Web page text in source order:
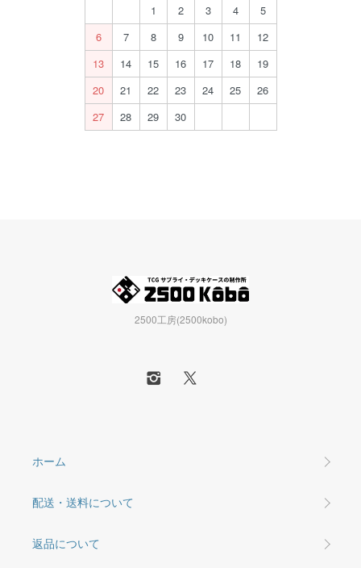
1
2 3 4
5
6
7 8 9 10 11
12
13
14 15 16 17 18
19
20
21 22 23 24 25
26
27
28 29 30
2500工房(2500kobo)
ホーム
配送・送料について
返品について